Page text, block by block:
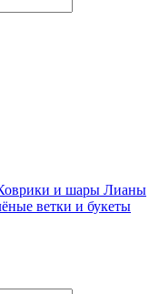
и шары Лианы
ветки и букеты